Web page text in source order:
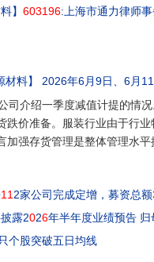
】 603196:上海市通力律师
材料】
2026年6月9日、6月
司介绍一季度减值计提的情
跌价准备。服装行业由于行
加强存货管理是整体管理水
11 2家公司完成定增，募资总额
露2026年半年度业绩预告
个股突破五日均线